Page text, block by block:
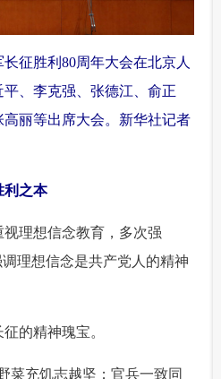
征胜利80周年大会在北京人
、李克强、张德江、俞正
丽等出席大会。新华社记者
利之本
理想信念教育，多次强
理想信念是共产党人的精神
的精神瑰宝。
充饥志越坚；官兵一致同